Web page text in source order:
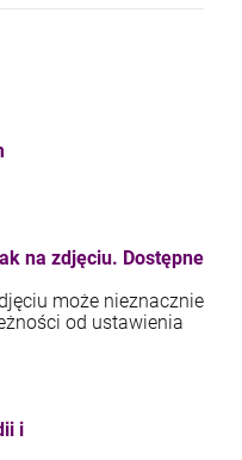
na zdjęciu. Dostępne
może nieznacznie
od ustawienia
i